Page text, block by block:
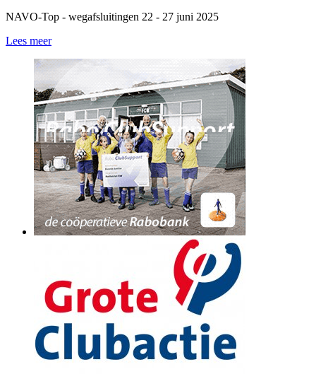
NAVO-Top - wegafsluitingen 22 - 27 juni 2025
Lees meer